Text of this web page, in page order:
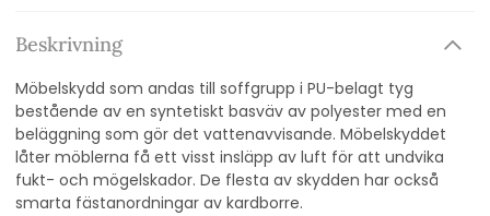
Beskrivning
Möbelskydd som andas till soffgrupp i PU-belagt tyg
bestående av en syntetiskt basväv av polyester med en
beläggning som gör det vattenavvisande. Möbelskyddet
låter möblerna få ett visst insläpp av luft för att undvika
fukt- och mögelskador. De flesta av skydden har också
smarta fästanordningar av kardborre.